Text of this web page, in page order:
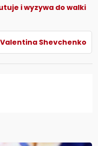
i wyzywa do walki
Valentina Shevchenko